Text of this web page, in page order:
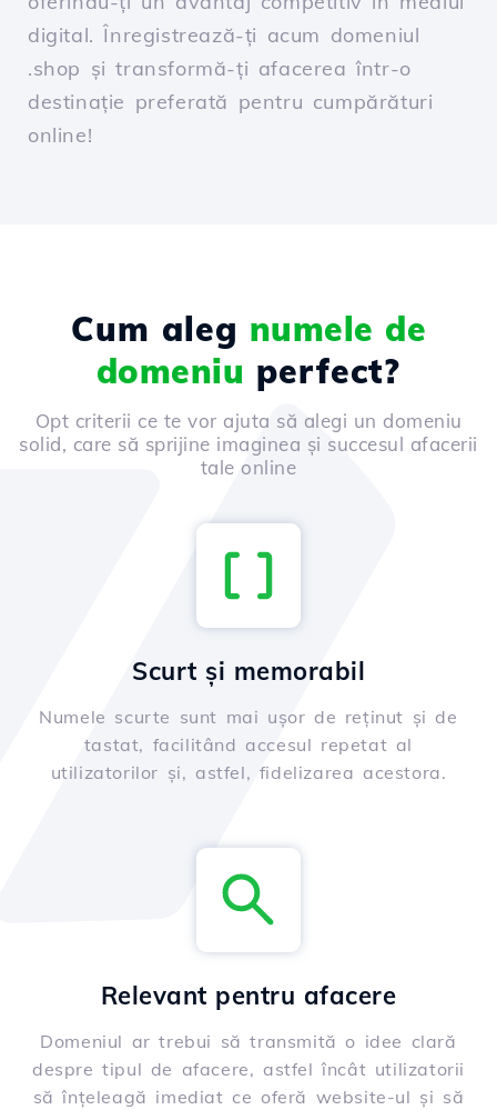
digital. Înregistrează-ți acum domeniul
.shop și transformă-ți afacerea într-o
destinație preferată pentru cumpărături
online!
Cum aleg numele de
domeniu perfect?
Opt criterii ce te vor ajuta să alegi un domeniu
solid, care să sprijine imaginea și succesul afacerii
tale online
Scurt și memorabil
Numele scurte sunt mai ușor de reținut și de
tastat, facilitând accesul repetat al
utilizatorilor și, astfel, fidelizarea acestora.
Relevant pentru afacere
Domeniul ar trebui să transmită o idee clară
despre tipul de afacere, astfel încât utilizatorii
să înțeleagă imediat ce oferă website-ul și să